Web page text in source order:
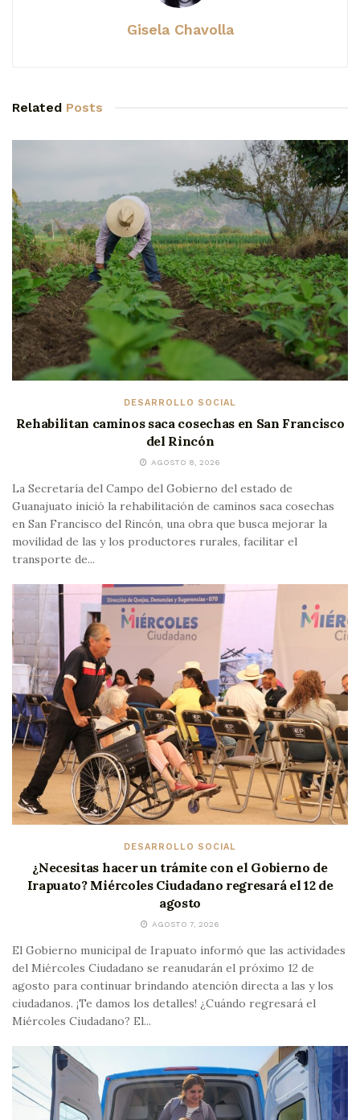
Gisela Chavolla
Related Posts
DESARROLLO SOCIAL
Rehabilitan caminos saca cosechas en San Francisco
del Rincón
AGOSTO 8, 2026
La Secretaría del Campo del Gobierno del estado de
Guanajuato inició la rehabilitación de caminos saca cosechas
en San Francisco del Rincón, una obra que busca mejorar la
movilidad de las y los productores rurales, facilitar el
transporte de...
DESARROLLO SOCIAL
¿Necesitas hacer un trámite con el Gobierno de
Irapuato? Miércoles Ciudadano regresará el 12 de
agosto
AGOSTO 7, 2026
El Gobierno municipal de Irapuato informó que las actividades
del Miércoles Ciudadano se reanudarán el próximo 12 de
agosto para continuar brindando atención directa a las y los
ciudadanos. ¡Te damos los detalles! ¿Cuándo regresará el
Miércoles Ciudadano? El...